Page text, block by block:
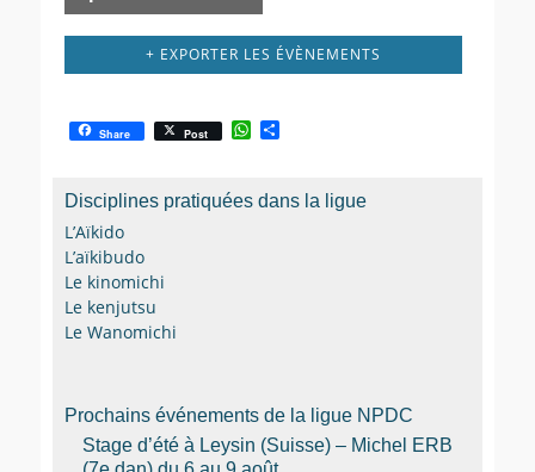
+ EXPORTER LES ÉVÈNEMENTS
Share Post W
s a
Disciplines pratiquées dans la ligue
L’Aïkido
L’aïkibudo
Le kinomichi
Le kenjutsu
Le Wanomichi
Prochains événements de la ligue NPDC
Stage d’été à Leysin (Suisse) – Michel ERB